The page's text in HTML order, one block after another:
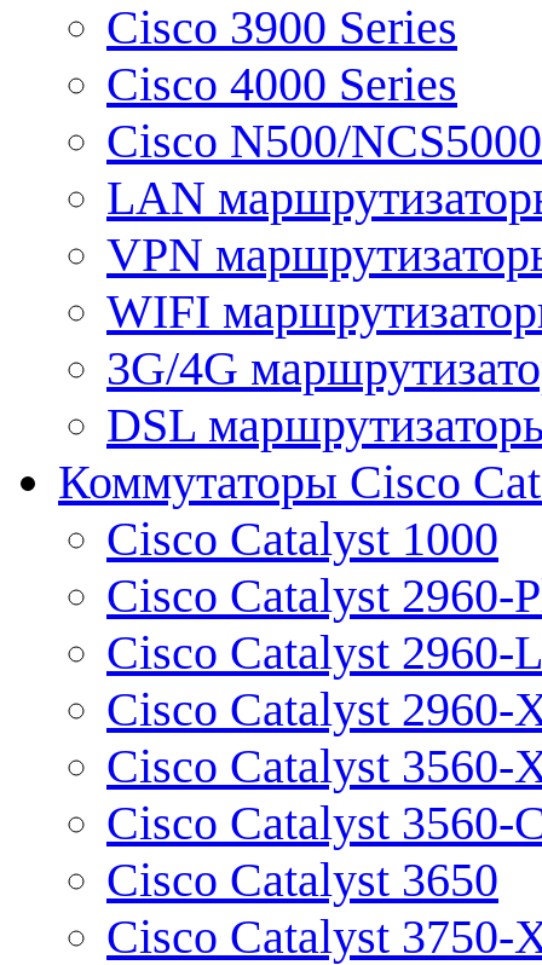
Cisco 3900 Series
Cisco 4000 Series
Cisco N500/
LAN
VPN
WIFI
3G/4G
DSL
Коммутаторы Cisco
Cisco Catalyst 1000
Cisco Catalyst 2960-
Cisco Catalyst 2960-L
Cisco Catalyst 2960-
Cisco Catalyst 3560-
Cisco Catalyst 3560-
Cisco Catalyst 3650
Cisco Catalyst 3750-